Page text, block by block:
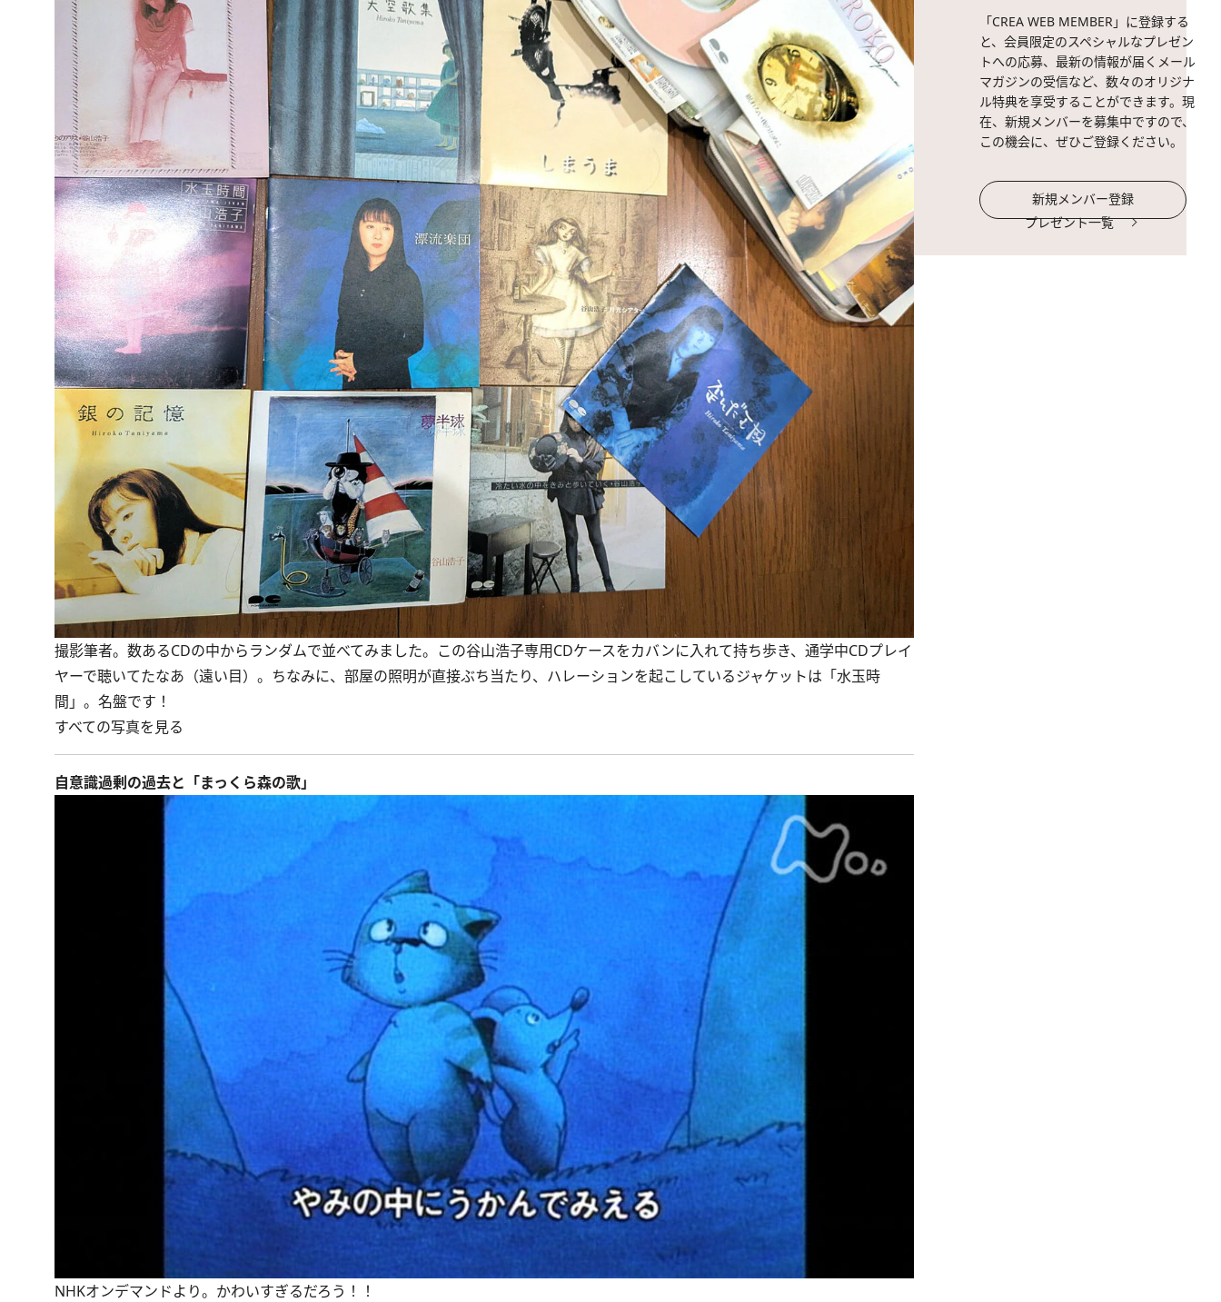
撮影筆者。数あるCDの中からランダムで並べてみました。この谷山浩子専用CDケースをカバンに入れて持ち歩き、通学中CDプレイ
ヤーで聴いてたなあ（遠い目）。ちなみに、部屋の照明が直接ぶち当たり、ハレーションを起こしているジャケットは「水玉時
間」。名盤です！
すべての写真を見る
自意識過剰の過去と「まっくら森の歌」
NHKオンデマンドより。かわいすぎるだろう！！
「CREA WEB MEMBER」に登録する
と、会員限定のスペシャルなプレゼン
トへの応募、最新の情報が届くメール
マガジンの受信など、数々のオリジナ
ル特典を享受することができます。現
在、新規メンバーを募集中ですので、
この機会に、ぜひご登録ください。
新規メンバー登録
プレゼント一覧